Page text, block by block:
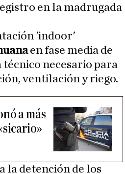
en la madrugada
'indoor'
en fase media de
técnico necesario para
ventilación y riego.
a más
la detención de los